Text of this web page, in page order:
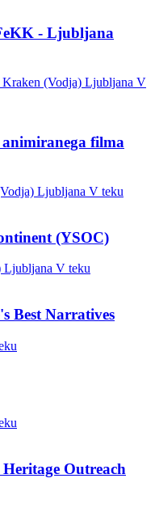
- Ljubljana
(Vodja) Ljubljana V
filma
Ljubljana V teku
(YSOC)
Ljubljana V teku
Best Narratives
Outreach